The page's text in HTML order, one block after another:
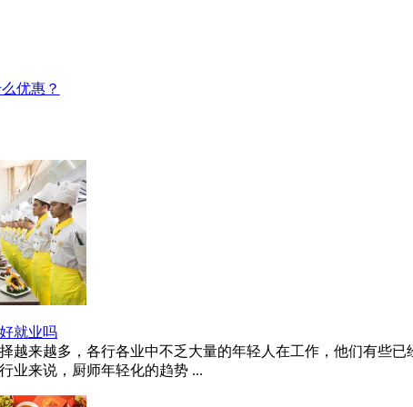
就业吗
越来越多，各行各业中不乏大量的年轻人在工作，他们有些已
业来说，厨师年轻化的趋势 ...